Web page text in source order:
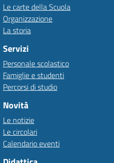
Le carte della Scuola
Organizzazione
La storia
Servizi
Personale scolastico
Famiglie e studenti
Percorsi di studio
Novità
Le notizie
Le circolari
Calendario eventi